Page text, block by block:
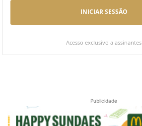
INICIAR SESSÃO
Acesso exclusivo a assinantes
Publicidade